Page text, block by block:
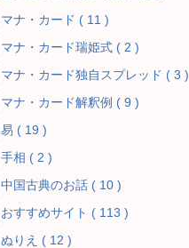
マナ・カード ( 11 )
マナ・カード瑞姫式 ( 2 )
マナ・カード独自スプレッド ( 3 )
マナ・カード解釈例 ( 9 )
易 ( 19 )
手相 ( 2 )
中国古典のお話 ( 10 )
おすすめサイト ( 113 )
ぬりえ ( 12 )